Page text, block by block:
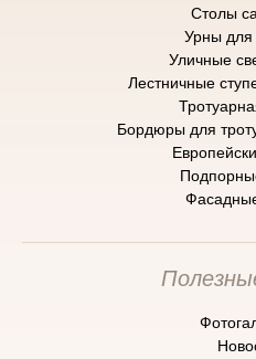
Cтолы
Урны для
Уличные
Лестничные
Бордюры для